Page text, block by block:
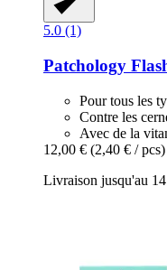
5.0 (1)
Patchology
Pour tous les
Contre les
Avec de la
12,00 € (2,40 € / pcs)
Livraison jusqu'au